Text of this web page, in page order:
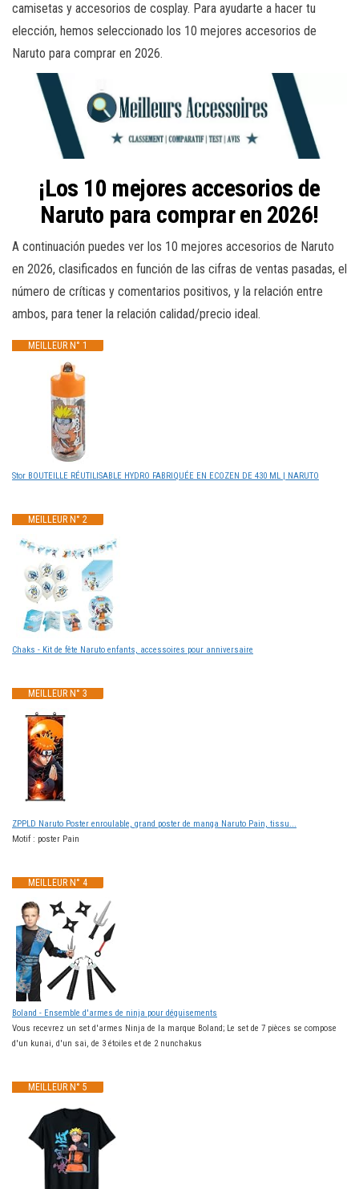
camisetas y accesorios de cosplay. Para ayudarte a hacer tu
elección, hemos seleccionado los 10 mejores accesorios de
Naruto para comprar en 2026.
¡Los 10 mejores accesorios de
Naruto para comprar en 2026!
A continuación puedes ver los 10 mejores accesorios de Naruto
en 2026, clasificados en función de las cifras de ventas pasadas, el
número de críticas y comentarios positivos, y la relación entre
ambos, para tener la relación calidad/precio ideal.
MEILLEUR N° 1
Stor BOUTEILLE RÉUTILISABLE HYDRO FABRIQUÉE EN ECOZEN DE 430 ML | NARUTO
MEILLEUR N° 2
Chaks - Kit de fête Naruto enfants, accessoires pour anniversaire
MEILLEUR N° 3
ZPPLD Naruto Poster enroulable, grand poster de manga Naruto Pain, tissu...
Motif : poster Pain
MEILLEUR N° 4
Boland - Ensemble d'armes de ninja pour déguisements
Vous recevrez un set d'armes Ninja de la marque Boland; Le set de 7 pièces se compose
d'un kunai, d'un sai, de 3 étoiles et de 2 nunchakus
MEILLEUR N° 5